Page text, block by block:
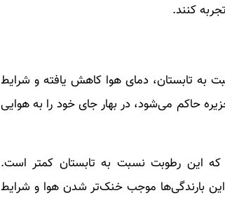
کنند.
به تابستان، دمای هوا کاهش یافته و شرایط
حاکم می‌شود، در بهار جای خود را به هوایی
که این رطوبت نسبت به تابستان کمتر است.
بارندگی‌ها موجب خنک‌تر شدن هوا و شرایط